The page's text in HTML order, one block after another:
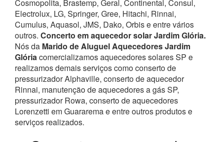
Cosmopolita, Brastemp, Geral, Continental, Consul,
Electrolux, LG, Springer, Gree, Hitachi, Rinnai,
Cumulus, Aquasol, JMS, Dako, Orbis e entre vários
outros. Concerto em aquecedor solar Jardim Glória.
Nós da Marido de Aluguel Aquecedores Jardim
Glóriacomercializamos aquecedores solares SP e
realizamos demais serviços como conserto de
pressurizador Alphaville, conserto de aquecedor
Rinnai, manutenção de aquecedores a gás SP,
pressurizador Rowa, conserto de aquecedores
Lorenzetti em Guararema e entre outros produtos e
serviços realizados.